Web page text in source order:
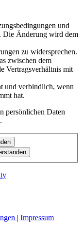
und
Die Änderung wird dem
zu widersprechen.
zwischen dem
Vertragsverhältnis mit
und verbindlich, wenn
hat.
persönlichen Daten
| Impressum